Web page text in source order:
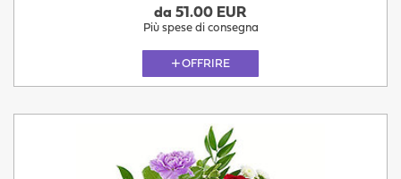
da 51.00 EUR
Più spese di consegna
OFFRIRE